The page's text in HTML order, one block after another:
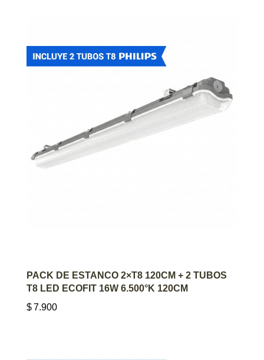
AGREGAR AL CARRITO
PACK DE ESTANCO 2×T8 120CM + 2 TUBOS
T8 LED ECOFIT 16W 6.500°K 120CM
$7.900